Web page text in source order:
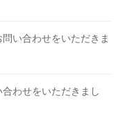
い合わせをいただきま
わせをいただきまし